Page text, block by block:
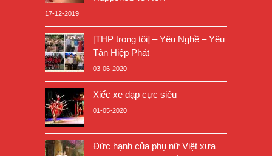
17-12-2019
[THP trong tôi] – Yêu Nghề – Yêu
Tân Hiệp Phát
03-06-2020
Xiếc xe đạp cực siêu
01-05-2020
Đức hạnh của phụ nữ Việt xưa